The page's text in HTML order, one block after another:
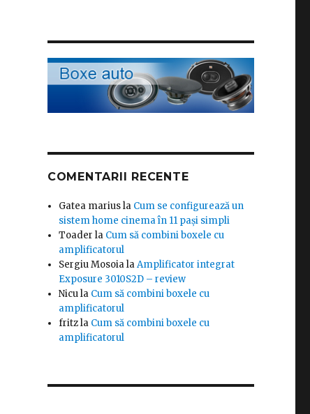
COMENTARII RECENTE
Gatea mariusla Cum se configurează un
sistem home cinema în 11 pași simpli
Toader la Cum să combini boxele cu
amplificatorul
Sergiu MosoialaAmplificator integrat
Exposure 3010S2D – review
Nicula Cum să combini boxele cu
amplificatorul
fritzla Cum să combini boxele cu
amplificatorul